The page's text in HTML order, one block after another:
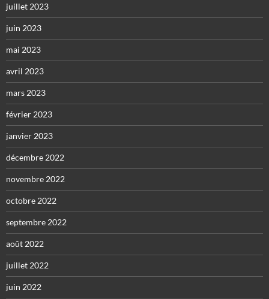
juillet 2023
juin 2023
mai 2023
avril 2023
mars 2023
février 2023
janvier 2023
décembre 2022
novembre 2022
octobre 2022
septembre 2022
août 2022
juillet 2022
juin 2022